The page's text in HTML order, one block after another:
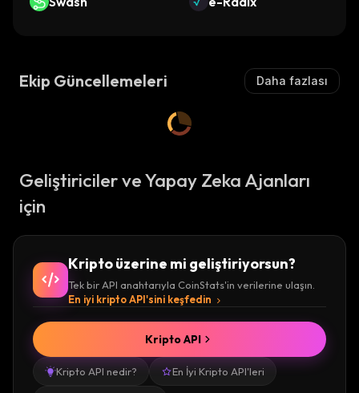
Ekip Güncellemeleri Daha fazlası
Geliştiriciler ve Yapay Zeka Ajanları
için
Kripto üzerine mi geliştiriyorsun?
Tek bir API anahtarıyla CoinStats'in verilerine ulaşın.
En iyi kripto API'sini keşfedin
Kripto API nedir? En İyi Kripto API'leri
Kripto API